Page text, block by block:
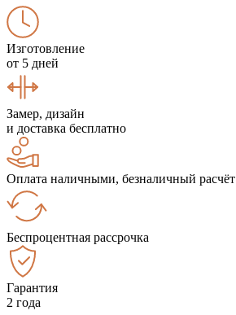
Изготовление
от 5 дней
Замер, дизайн
и доставка бесплатно
Оплата наличными, безналичный расчёт
Беспроцентная рассрочка
Гарантия
2 года